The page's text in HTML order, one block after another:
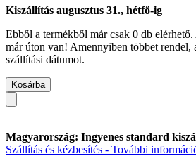
Kiszállítás augusztus 31., hétfő-ig
Ebből a termékből már csak 0 db
már úton van! Amennyiben többet rendel,
szállítási dátumot.
Kosárba
Magyarország: Ingyenes standard
Szállítás és kézbesítés - További